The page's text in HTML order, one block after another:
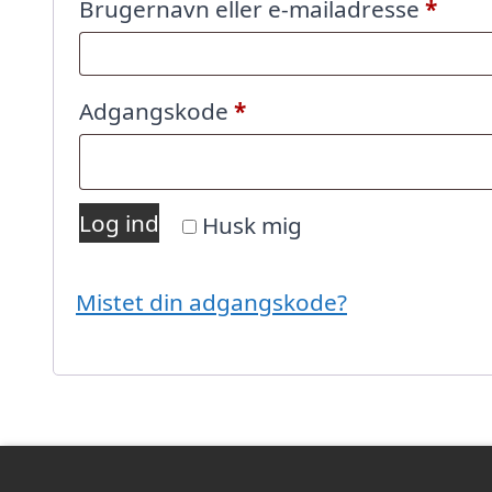
Brugernavn eller e-mailadresse *
Adgangskode *Påkrævet
Husk mig
Log ind
Mistet din adgangskode?